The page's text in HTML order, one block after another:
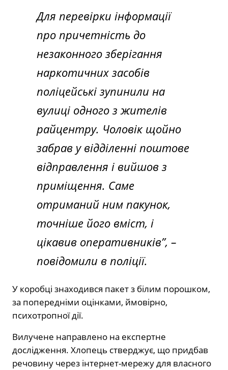
Для перевірки інформації
про причетність до
незаконного зберігання
наркотичних засобів
поліцейські зупинили на
вулиці одного з жителів
райцентру. Чоловік щойно
забрав у відділенні поштове
відправлення і вийшов з
приміщення. Саме
отриманий ним пакунок,
точніше його вміст, і
цікавив оперативників”, –
повідомили в поліції.
У коробці знаходився пакет з білим порошком,
за попередніми оцінками, ймовірно,
психотропної дії.
Вилучене направлено на експертне
дослідження. Хлопець стверджує, що придбав
речовину через інтернет-мережу для власного